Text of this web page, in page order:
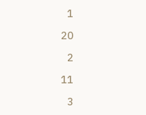
1
20
2
11
3